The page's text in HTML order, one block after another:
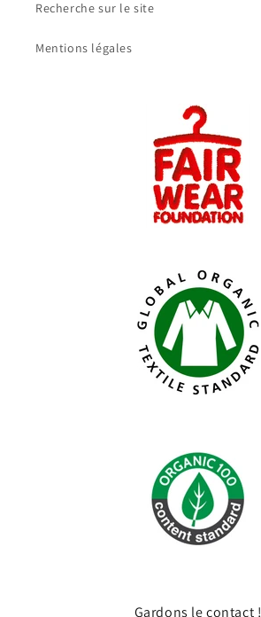
Recherche sur le site
Mentions légales
Gardons le contact !